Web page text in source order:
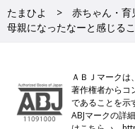
たまひよ 赤ちゃん・育
母親になったなーと感じる
ＡＢＪマークは
著作権者からコ
であることを示
ABJマークの詳